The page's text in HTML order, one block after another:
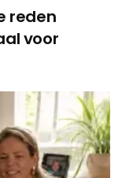
reden
voor